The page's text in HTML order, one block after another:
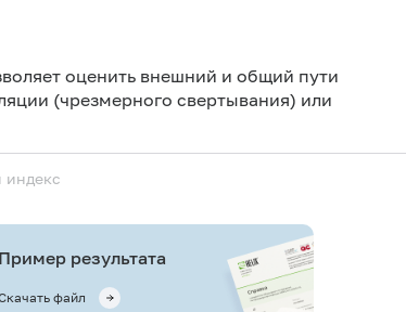
оценить внешний и общий пути
(чрезмерного свертывания) или
индекс
Пример результата
файл